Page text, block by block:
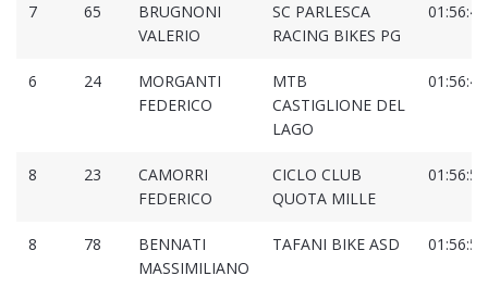
7 65
BRUGNONI
VALERIO
SC PARLESCA
RACING BIKES PG
6 24
MORGANTI
FEDERICO
MTB
CASTIGLIONE DEL
LAGO
8 23
CAMORRI
FEDERICO
CICLO CLUB
QUOTA MILLE
8 78
BENNATI
MASSIMILIANO
TAFANI BIKE ASD